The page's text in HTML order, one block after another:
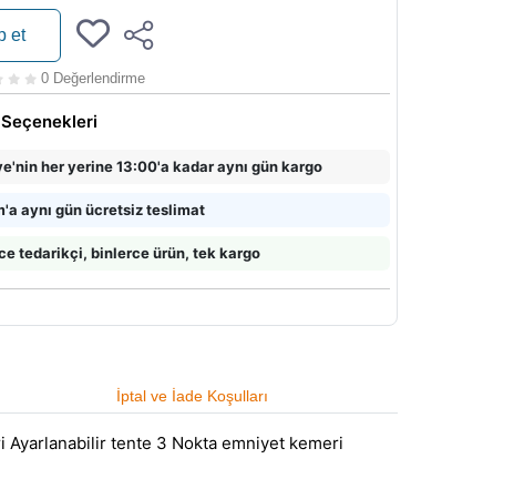
et
0 Değerlendirme
her yerine 13:00'a kadar aynı gün kargo
aynı gün ücretsiz teslimat
tedarikçi, binlerce ürün, tek kargo
İptal ve İade Koşulları
Ayarlanabilir tente 3 Nokta emniyet kemeri